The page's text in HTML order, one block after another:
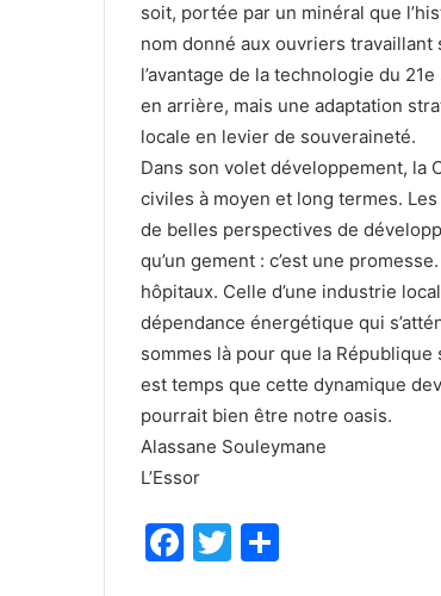
soit, portée par un minéral que
nom donné aux ouvriers
l’avantage de la technologie du
en arrière, mais une adaptation
locale en levier de souveraineté.
Dans son volet développement, la
civiles à moyen et long termes.
de belles perspectives de
qu’un gement : c’est une
hôpitaux. Celle d’une industrie
dépendance énergétique qui
sommes là pour que la
est temps que cette dynamique
pourrait bien être notre oasis.
Alassane Souleymane
L’Essor
F
T